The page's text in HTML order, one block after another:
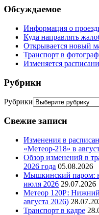
Обсуждаемое
Информация о
Куда направлять
Открывается новый
Транспорт в
Изменяется
Рубрики
Рубрики
Свежие записи
Изменения в
«Метеор-218» в
Обзор изменений в
2026 года 05.08.2026
Мышкинский паром:
июля 2026 29.07.2026
Метеор 120Р:
августа 2026)
Транспорт в кадре